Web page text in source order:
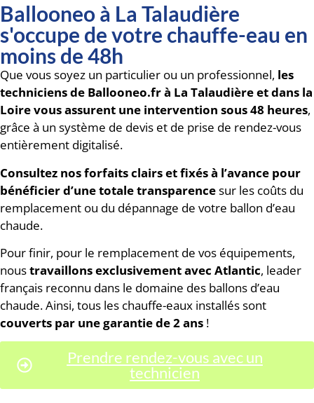
Ballooneo à La Talaudière
s'occupe de votre chauffe-eau en
moins de 48h
Que vous soyez un particulier ou un professionnel, les
techniciens de Ballooneo.fr à La Talaudière et dans la
Loire vous assurent une intervention sous 48 heures,
grâce à un système de devis et de prise de rendez-vous
entièrement digitalisé.
Consultez nos forfaits clairs et fixés à l’avance pour
bénéficier d’une totale transparencesur les coûts du
remplacement ou du dépannage de votre ballon d’eau
chaude.
Pour finir, pour le remplacement de vos équipements,
noustravaillons exclusivement avec Atlantic, leader
français reconnu dans le domaine des ballons d’eau
chaude. Ainsi, tous les chauffe-eaux installés sont
couverts par une garantie de 2 ans !
Prendre rendez-vous avec un
technicien